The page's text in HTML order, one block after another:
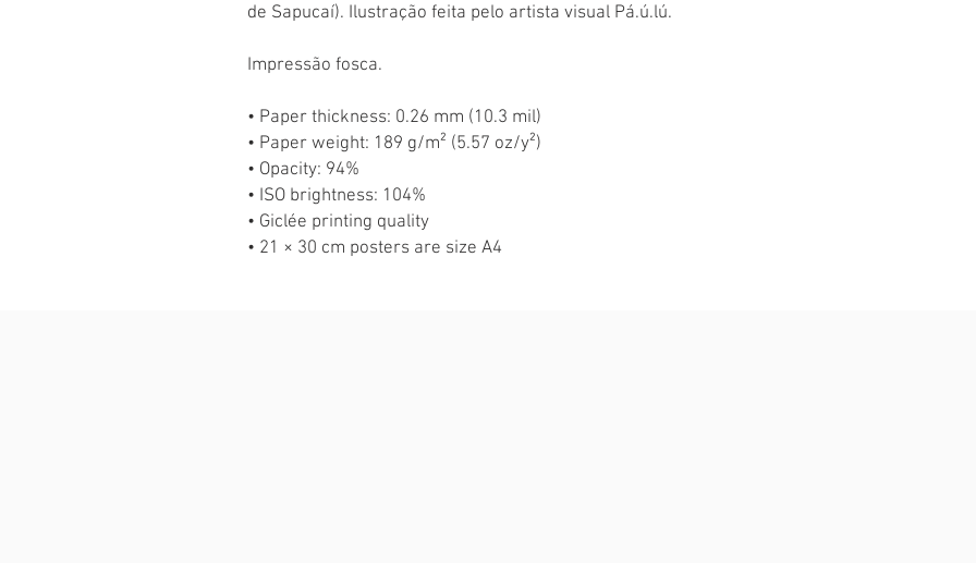
de Sapucaí). Ilustração feita pelo artista visual Pá.ú.lú.
Impressão fosca.
• Paper thickness: 0.26 mm (10.3 mil)
• Paper weight: 189 g/m² (5.57 oz/y²)
• Opacity: 94%
• ISO brightness: 104%
• Giclée printing quality
• 21 × 30 cm posters are size A4